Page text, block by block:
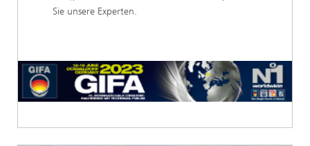
Sie unsere Experten.